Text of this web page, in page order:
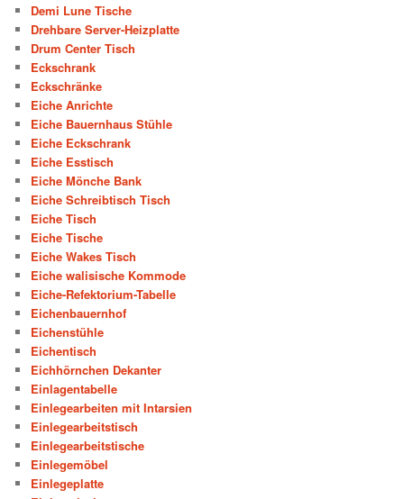
Demi Lune Tische
Drehbare Server-Heizplatte
Drum Center Tisch
Eckschrank
Eckschränke
Eiche Anrichte
Eiche Bauernhaus Stühle
Eiche Eckschrank
Eiche Esstisch
Eiche Mönche Bank
Eiche Schreibtisch Tisch
Eiche Tisch
Eiche Tische
Eiche Wakes Tisch
Eiche walisische Kommode
Eiche-Refektorium-Tabelle
Eichenbauernhof
Eichenstühle
Eichentisch
Eichhörnchen Dekanter
Einlagentabelle
Einlegearbeiten mit Intarsien
Einlegearbeitstisch
Einlegearbeitstische
Einlegemöbel
Einlegeplatte